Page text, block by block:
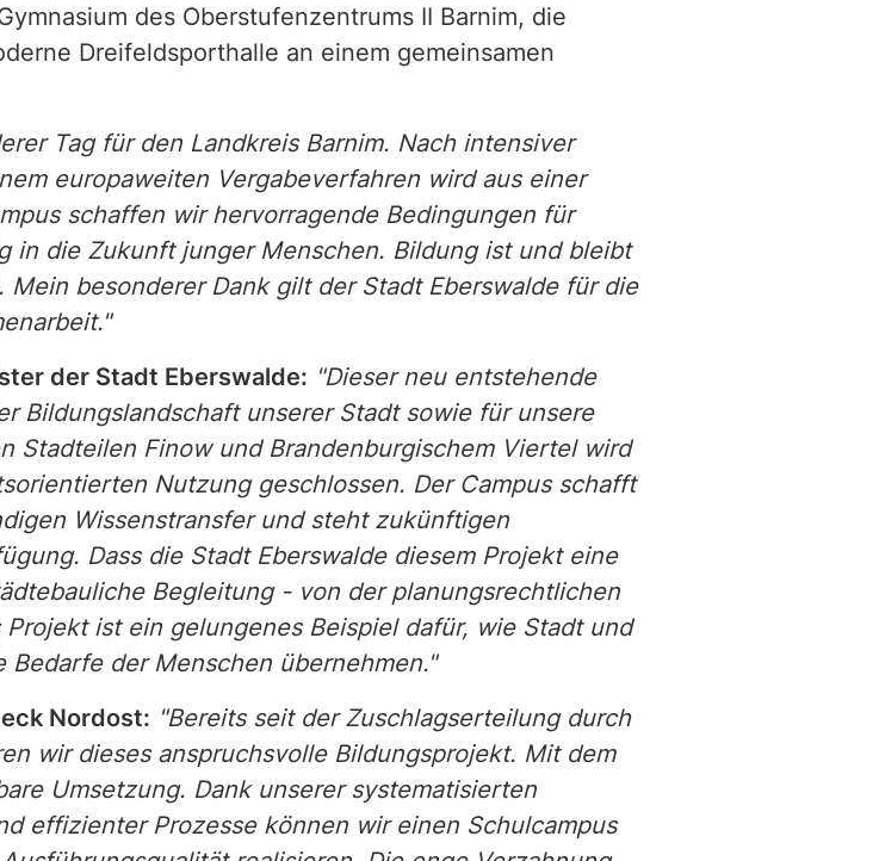
des Oberstufenzentrums II Barnim, die
Dreifeldsporthalle an einem gemeinsamen
Tag für den Landkreis Barnim. Nach intensiver
europaweiten Vergabeverfahren wird aus einer
schaffen wir hervorragende Bedingungen für
in die Zukunft junger Menschen. Bildung ist und bleibt
besonderer Dank gilt der Stadt Eberswalde für die
der Stadt Eberswalde: "Dieser neu entstehende
Bildungslandschaft unserer Stadt sowie für unsere
Stadteilen Finow und Brandenburgischem Viertel wird
Nutzung geschlossen. Der Campus schafft
Wissenstransfer und steht zukünftigen
Dass die Stadt Eberswalde diesem Projekt eine
Begleitung - von der planungsrechtlichen
ist ein gelungenes Beispiel dafür, wie Stadt und
der Menschen übernehmen."
Nordost: "Bereits seit der Zuschlagserteilung durch
wir dieses anspruchsvolle Bildungsprojekt. Mit dem
Umsetzung. Dank unserer systematisierten
effizienter Prozesse können wir einen Schulcampus